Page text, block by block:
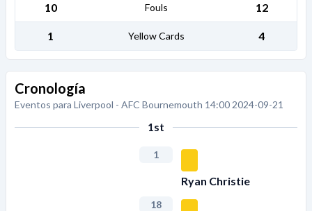
10 Fouls 12
1 Yellow Cards 4
Cronología
Eventos para Liverpool - AFC Bournemouth 14:00 2024-09-21
1st
1
Ryan Christie
18